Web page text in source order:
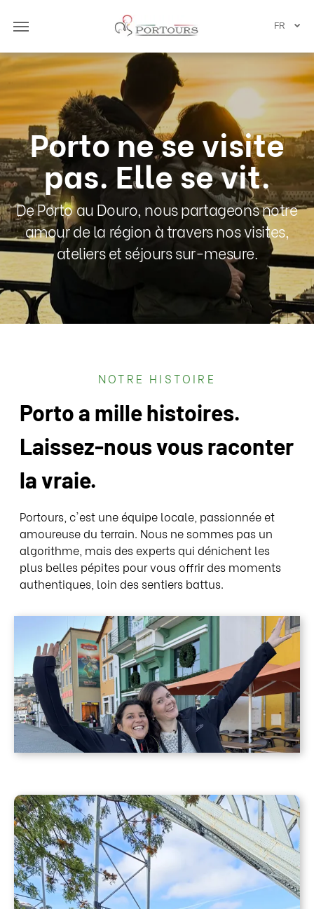
FR
Porto ne se visite
pas. Elle se vit.
De Porto au Douro, nous partageons notre
amour de la région à travers nos visites,
ateliers et séjours sur-mesure.
NOTRE HISTOIRE
Porto a mille histoires.
Laissez-nous vous raconter
la vraie.
Portours, c'est une équipe locale, passionnée et
amoureuse du terrain. Nous ne sommes pas un
algorithme, mais des experts qui dénichent les
plus belles pépites pour vous offrir des moments
authentiques, loin des sentiers battus.